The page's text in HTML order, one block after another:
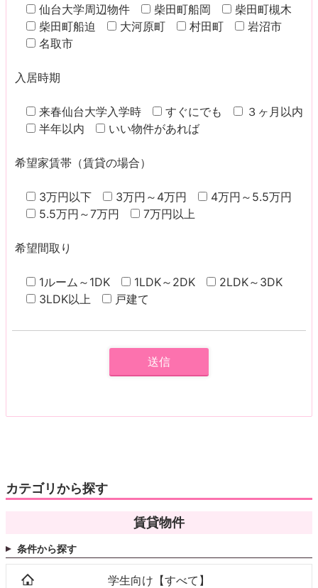
仙台大学周辺物件
柴田町船岡
柴田町槻木
柴田町船迫
大河原町 村田町
岩沼市
名取市
入居時期
来春仙台大学入学時 すぐにでも
３ヶ月以内
半年以内
いい物件があれば
希望家賃帯（賃貸の場合）
3万円以下 3万円～4万円
4万円～5.5万円
5.5万円～7万円
7万円以上
希望間取り
1ルーム～1DK 1LDK～2DK
2LDK～3DK
3LDK以上
戸建て
カテゴリから探す
賃貸物件
条件から探す
学生向け【すべて】